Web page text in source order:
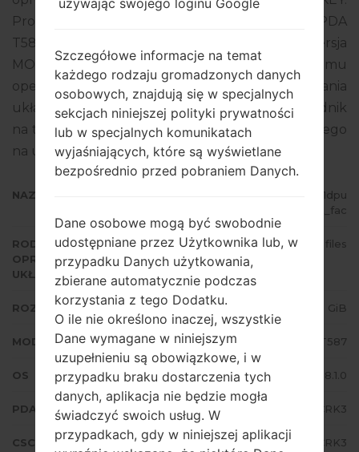
Produkt jest dostarczany z wersją PDA
T587JVU4CRK3, wersja CSC T587TUR4CRK3, wersja
MODEM T587JVU4CRK3. Wersja systemu
operacyjnego danego oprogramowania
układowego to Android Oreo 8.1.0. Pełny poradnik
na temat flashowania oprogramowania układowego
na urządzeniach Samsung tutaj
NAZWA PLIKU
SM-T587_1_20181120174327_vvh1dpu
87t_fac
RODZAJ
OPROGRAMOWANIA
UKŁADOWEGO
4 files
ROZMIAR PLIKU 1.98 GiB
MODEL Samsung SM-T587
OS Android Oreo 8.1.0
PDA/AP WERSJA T587JVU4CRK3
CSC WERSJA T587TUR4CRK3
Szczegółowe informacje na temat
każdego rodzaju gromadzonych danych
osobowych, znajdują się w specjalnych
sekcjach niniejszej polityki prywatności
lub w specjalnych komunikatach
wyjaśniających, które są wyświetlane
bezpośrednio przed pobraniem Danych.
Dane osobowe mogą być swobodnie
udostępniane przez Użytkownika lub, w
przypadku Danych użytkowania,
zbierane automatycznie podczas
korzystania z tego Dodatku.
O ile nie określono inaczej, wszystkie
Dane wymagane w niniejszym
uzupełnieniu są obowiązkowe, i w
przypadku braku dostarczenia tych
danych, aplikacja nie będzie mogła
świadczyć swoich usług. W
przypadkach, gdy w niniejszej aplikacji